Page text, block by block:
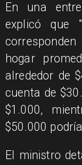
En una
explicó que
hogar
alrededor de
cuenta de
$1.000,
$50.000
El ministro